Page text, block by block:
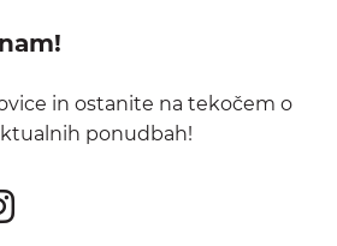
in ostanite na tekočem o
ponudbah!